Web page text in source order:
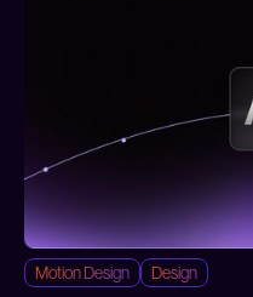
Motion Design Design